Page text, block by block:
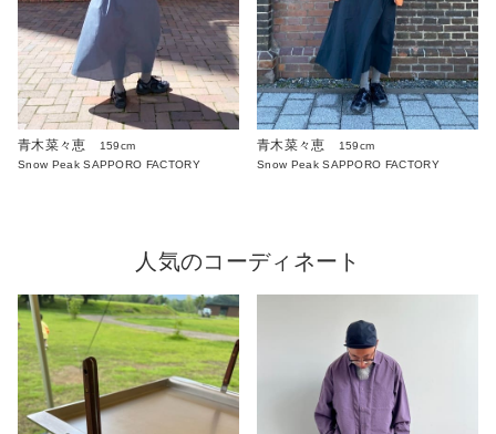
青木菜々恵
159cm
Snow Peak SAPPORO FACTORY
青木菜々恵
159cm
Snow Peak SAPPORO FACTORY
人気のコーディネート